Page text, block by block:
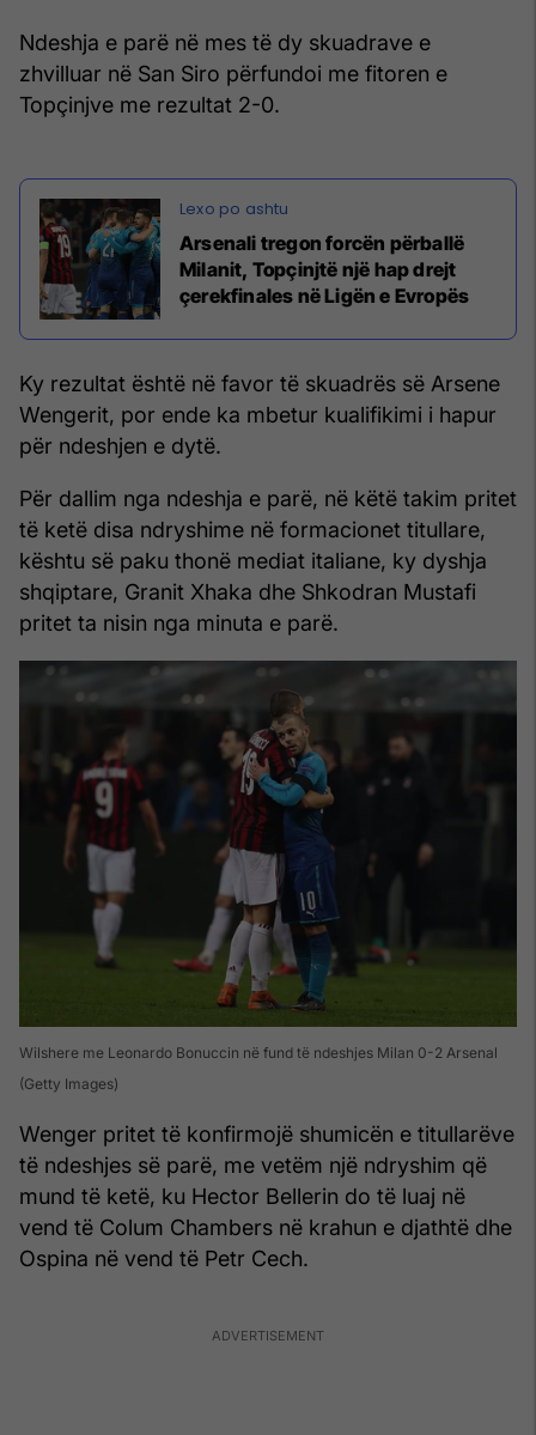
Ndeshja e parë në mes të dy skuadrave e
zhvilluar në San Siro përfundoi me fitoren e
Topçinjve me rezultat 2-0.
Arsenali tregon forcën përballë
Milanit, Topçinjtë një hap drejt
çerekfinales në Ligën e Evropës
Ky rezultat është në favor të skuadrës së Arsene
Wengerit, por ende ka mbetur kualifikimi i hapur
për ndeshjen e dytë.
Për dallim nga ndeshja e parë, në këtë takim pritet
të ketë disa ndryshime në formacionet titullare,
kështu së paku thonë mediat italiane, ky dyshja
shqiptare, Granit Xhaka dhe Shkodran Mustafi
pritet ta nisin nga minuta e parë.
Wilshere me Leonardo Bonuccin në fund të ndeshjes Milan 0-2 Arsenal
(Getty Images)
Wenger pritet të konfirmojë shumicën e titullarëve
të ndeshjes së parë, me vetëm një ndryshim që
mund të ketë, ku Hector Bellerin do të luaj në
vend të Colum Chambers në krahun e djathtë dhe
Ospina në vend të Petr Cech.